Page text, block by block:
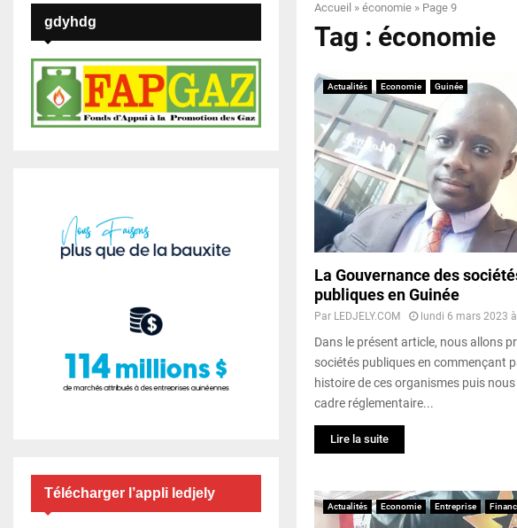
Accueil » économie » Page 9
Tag : économie
Actualités Economie Guinée
La Gouvernance des
publiques en Guinée
Par LEDJELY.COM lundi 6 mars 2023
Dans le présent article, nous allons
sociétés publiques en commençant
histoire de ces organismes puis
cadre réglementaire...
Lire la suite
Actualités Economie Entreprise
gdyhdg
Télécharger l’appli ledjely